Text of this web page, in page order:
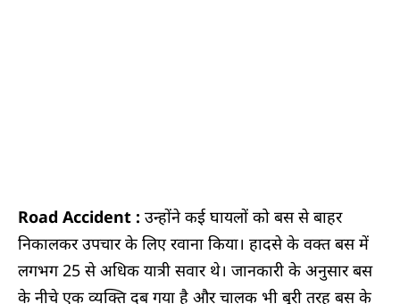
Road Accident : उन्होंने कई घायलों को बस से बाहर
निकालकर उपचार के लिए रवाना किया। हादसे के वक्त बस में
लगभग 25 से अधिक यात्री सवार थे। जानकारी के अनुसार बस
के नीचे एक व्यक्ति दब गया है और चालक भी बुरी तरह बस के